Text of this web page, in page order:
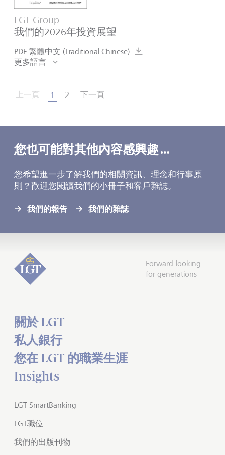
LGT Group
我們的2026年投資展望
PDF 繁體中文 (Traditional Chinese)
更多語言
上一頁 1 2 下一頁
您也可能對其他內容感興趣 …
您希望進一步了解我們的相關資訊、理念和行事原
則？歡迎您閱讀我們的小冊子和客戶雜誌。
我們的報告 我們的雜誌
Forward-looking
for generations
關於 LGT
私人銀行
您在 LGT 的職業生涯
Insights
LGT SmartBanking
LGT職位
我們的出版刊物